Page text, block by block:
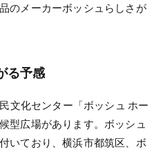
のメーカーボッシュらしさが
る予感
文化センター「ボッシュ ホー
型広場があります。ボッシュ
いており、横浜市都筑区、ボ